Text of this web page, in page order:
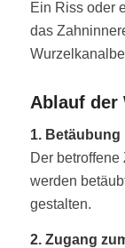
Ein Riss oder
das
Ablauf der
1. Betäubung
Der
werden
gestalten.
2. Zugang